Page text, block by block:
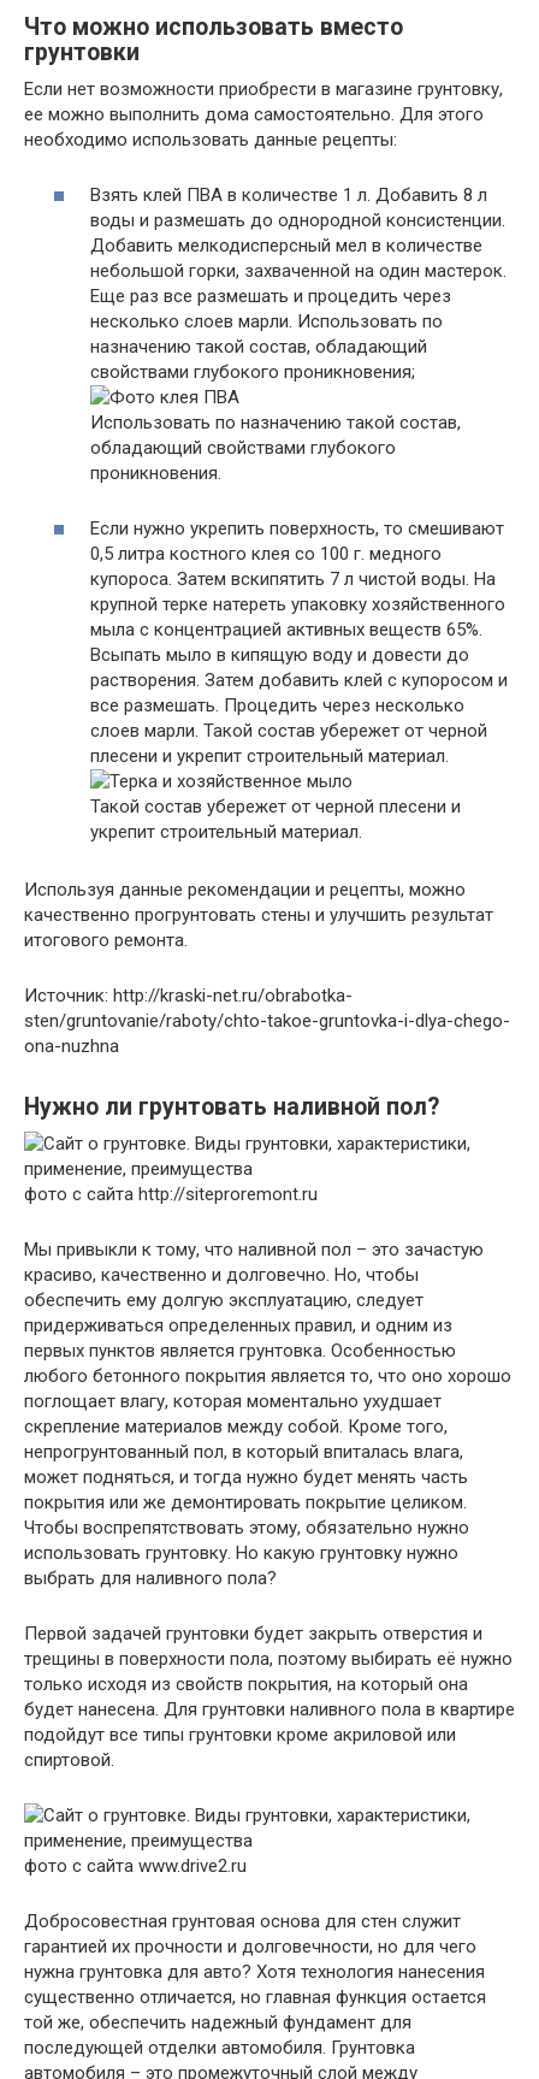
Что можно использовать вместо
грунтовки
Если нет возможности приобрести в магазине грунтовку,
ее можно выполнить дома самостоятельно. Для этого
необходимо использовать данные рецепты:
Взять клей ПВА в количестве 1 л. Добавить 8 л
воды и размешать до однородной консистенции.
Добавить мелкодисперсный мел в количестве
небольшой горки, захваченной на один мастерок.
Еще раз все размешать и процедить через
несколько слоев марли. Использовать по
назначению такой состав, обладающий
свойствами глубокого проникновения;
Использовать по назначению такой состав,
обладающий свойствами глубокого
проникновения.
Если нужно укрепить поверхность, то смешивают
0,5 литра костного клея со 100 г. медного
купороса. Затем вскипятить 7 л чистой воды. На
крупной терке натереть упаковку хозяйственного
мыла с концентрацией активных веществ 65%.
Всыпать мыло в кипящую воду и довести до
растворения. Затем добавить клей с купоросом и
все размешать. Процедить через несколько
слоев марли. Такой состав убережет от черной
плесени и укрепит строительный материал.
Такой состав убережет от черной плесени и
укрепит строительный материал.
Используя данные рекомендации и рецепты, можно
качественно прогрунтовать стены и улучшить результат
итогового ремонта.
Источник: http://kraski-net.ru/obrabotka-
sten/gruntovanie/raboty/chto-takoe-gruntovka-i-dlya-chego-
ona-nuzhna
Нужно ли грунтовать наливной пол?
фото с сайта http://siteproremont.ru
Мы привыкли к тому, что наливной пол – это зачастую
красиво, качественно и долговечно. Но, чтобы
обеспечить ему долгую эксплуатацию, следует
придерживаться определенных правил, и одним из
первых пунктов является грунтовка. Особенностью
любого бетонного покрытия является то, что оно хорошо
поглощает влагу, которая моментально ухудшает
скрепление материалов между собой. Кроме того,
непрогрунтованный пол, в который впиталась влага,
может подняться, и тогда нужно будет менять часть
покрытия или же демонтировать покрытие целиком.
Чтобы воспрепятствовать этому, обязательно нужно
использовать грунтовку. Но какую грунтовку нужно
выбрать для наливного пола?
Первой задачей грунтовки будет закрыть отверстия и
трещины в поверхности пола, поэтому выбирать её нужно
только исходя из свойств покрытия, на который она
будет нанесена. Для грунтовки наливного пола в квартире
подойдут все типы грунтовки кроме акриловой или
спиртовой.
фото с сайта www.drive2.ru
Добросовестная грунтовая основа для стен служит
гарантией их прочности и долговечности, но для чего
нужна грунтовка для авто? Хотя технология нанесения
существенно отличается, но главная функция остается
той же, обеспечить надежный фундамент для
последующей отделки автомобиля. Грунтовка
автомобиля – это промежуточный слой между